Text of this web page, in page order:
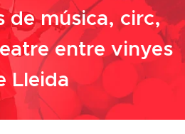
de música, circ,
entre vinyes
Lleida